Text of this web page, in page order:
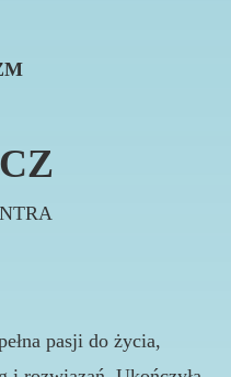
pasji do życia,